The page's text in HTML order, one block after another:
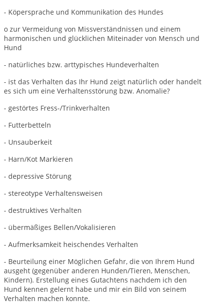
- Köpersprache und Kommunikation des Hundes
o zur Vermeidung von Missverständnissen und einem
harmonischen und glücklichen Miteinader von Mensch und
Hund
- natürliches bzw. arttypisches Hundeverhalten
- ist das Verhalten das Ihr Hund zeigt natürlich oder handelt
es sich um eine Verhaltensstörung bzw. Anomalie?
- gestörtes Fress-/Trinkverhalten
- Futterbetteln
- Unsauberkeit
- Harn/Kot Markieren
- depressive Störung
- stereotype Verhaltensweisen
- destruktives Verhalten
- übermäßiges Bellen/Vokalisieren
- Aufmerksamkeit heischendes Verhalten
- Beurteilung einer Möglichen Gefahr, die von Ihrem Hund
ausgeht (gegenüber anderen Hunden/Tieren, Menschen,
Kindern). Erstellung eines Gutachtens nachdem ich den
Hund kennen gelernt habe und mir ein Bild von seinem
Verhalten machen konnte.